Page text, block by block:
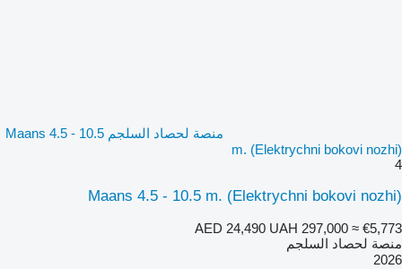
منصة لحصاد السلجم Maans 4.5 - 10.5
m. (Elektrychni bokovi nozhi)
4
Maans 4.5 - 10.5 m. (Elektrychni bokovi nozhi)
AED 24,490 UAH 297,000 ≈ €5,773
منصة لحصاد السلجم
2026